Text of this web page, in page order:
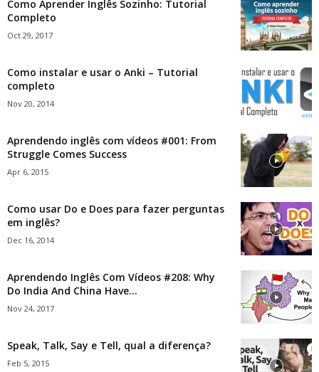
Como Aprender Inglês Sozinho: Tutorial
Completo
Oct 29, 2017
Como instalar e usar o Anki – Tutorial
completo
Nov 20, 2014
Aprendendo inglês com vídeos #001: From
Struggle Comes Success
Apr 6, 2015
Como usar Do e Does para fazer perguntas
em inglês?
Dec 16, 2014
Aprendendo Inglês Com Vídeos #208: Why
Do India And China Have...
Nov 24, 2017
Speak, Talk, Say e Tell, qual a diferença?
Feb 5, 2015